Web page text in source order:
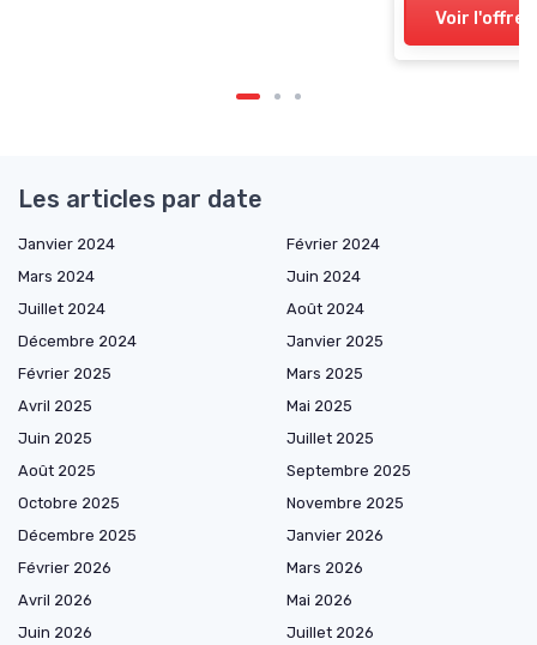
Voir l'offre
Les articles par date
Janvier 2024
Février 2024
Mars 2024
Juin 2024
Juillet 2024
Août 2024
Décembre 2024
Janvier 2025
Février 2025
Mars 2025
Avril 2025
Mai 2025
Juin 2025
Juillet 2025
Août 2025
Septembre 2025
Octobre 2025
Novembre 2025
Décembre 2025
Janvier 2026
Février 2026
Mars 2026
Avril 2026
Mai 2026
Juin 2026
Juillet 2026